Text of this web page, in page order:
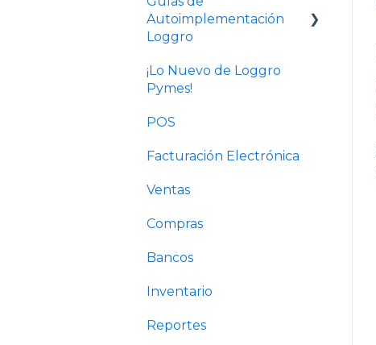
Autoimplementación
Loggro
Plan Facturación
Electrónica
Plan Básico y Estándar
¡Lo Nuevo de Loggro
Pymes!
POS
Facturación Electrónica
Ventas
Compras
Bancos
Inventario
Reportes